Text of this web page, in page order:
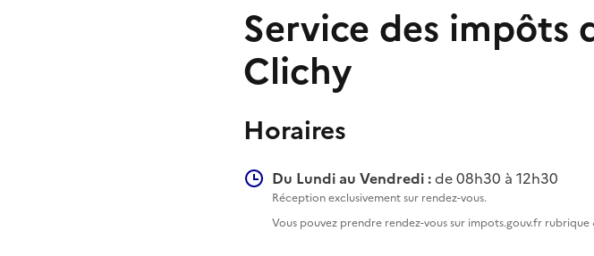
Service des impôts
Clichy
Horaires
Du Lundi au Vendredi :de 08h30 à 12h30
Réception exclusivement sur rendez-vous.
Vous pouvez prendre rendez-vous sur impots.gouv.fr